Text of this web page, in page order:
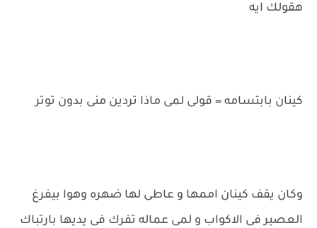
هقولك ايه
كينان بابتسامه = قولى لمى ماذا تردين منى بدون توتر
وكان يقف كينان اممها و عاطى لها ضهره وهوا بيفرغ
العصير فى الاكواب و لمى عماله تفرك فى يديها بارتباك